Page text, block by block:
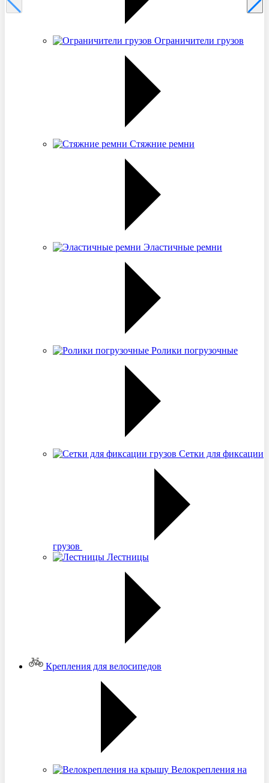
Ограничители грузов
Стяжние ремни
Эластичные ремни
Ролики погрузочные
Сетки для фиксации
грузов
Лестницы
Крепления для велосипедов
Велокрепления на